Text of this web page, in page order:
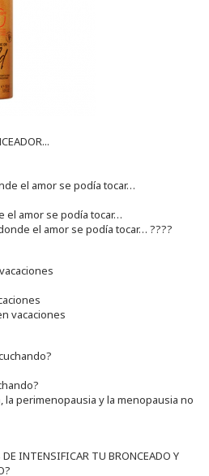
el amor se podía tocar…
el amor se podía tocar… ????
vacaciones
la perimenopausia y la menopausia no